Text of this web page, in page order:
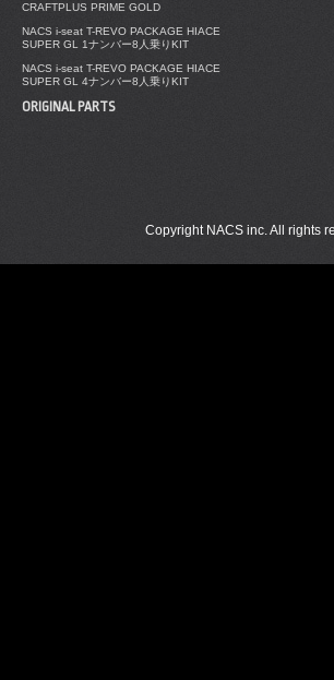
CRAFTPLUS PRIME GOLD
NACS i-seat T-REVO PACKAGE HIACE
SUPER GL 1ナンバー8人乗りKIT
NACS i-seat T-REVO PACKAGE HIACE
SUPER GL 4ナンバー8人乗りKIT
ORIGINAL PARTS
Copyright NACS inc. All rights